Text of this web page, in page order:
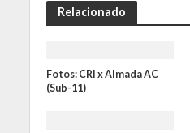
Relacionado
Fotos: CRI x Almada AC
(Sub-11)